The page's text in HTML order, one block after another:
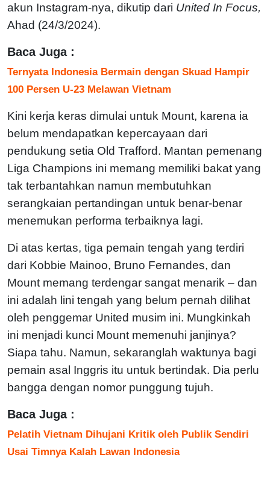
akun Instagram-nya, dikutip dari United In Focus,
Ahad (24/3/2024).
Baca Juga :
Ternyata Indonesia Bermain dengan Skuad Hampir
100 Persen U-23 Melawan Vietnam
Kini kerja keras dimulai untuk Mount, karena ia
belum mendapatkan kepercayaan dari
pendukung setia Old Trafford. Mantan pemenang
Liga Champions ini memang memiliki bakat yang
tak terbantahkan namun membutuhkan
serangkaian pertandingan untuk benar-benar
menemukan performa terbaiknya lagi.
Di atas kertas, tiga pemain tengah yang terdiri
dari Kobbie Mainoo, Bruno Fernandes, dan
Mount memang terdengar sangat menarik – dan
ini adalah lini tengah yang belum pernah dilihat
oleh penggemar United musim ini. Mungkinkah
ini menjadi kunci Mount memenuhi janjinya?
Siapa tahu. Namun, sekaranglah waktunya bagi
pemain asal Inggris itu untuk bertindak. Dia perlu
bangga dengan nomor punggung tujuh.
Baca Juga :
Pelatih Vietnam Dihujani Kritik oleh Publik Sendiri
Usai Timnya Kalah Lawan Indonesia